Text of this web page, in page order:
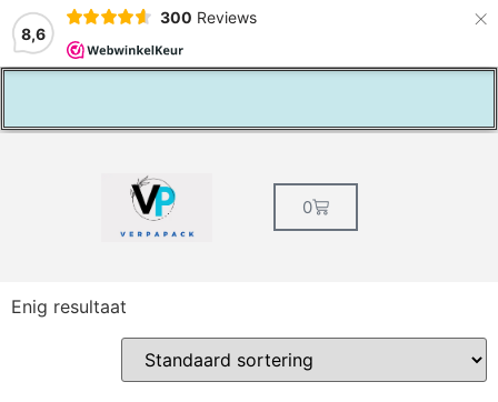
8,6
300 Reviews ×
0
Enig resultaat